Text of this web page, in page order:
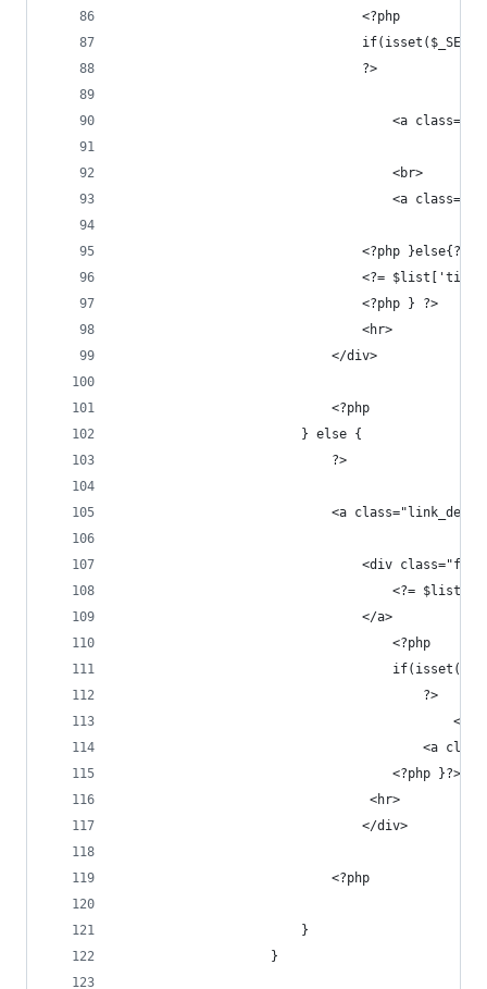
                                <?php
                                ?>
<a
                                    <br>
<a
                                <?php }else{?>
<?=
                                <?php } ?>
                                <hr>
                            </div>
                            <?php
                        } else {
                            ?>
<a
<div
<?=
                                </a>
                                    <?php
                                        ?>
                                            <br>
<a
                                    <?php }?>
                                 <hr>
                                </div>
                            <?php
                        }
                    }